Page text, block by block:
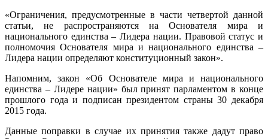
«Ограничения, предусмотренные в части четвертой данной
статьи, не распространяются на Основателя мира и
национального единства – Лидера нации. Правовой статус и
полномочия Основателя мира и национального единства –
Лидера нации определяют конституционный закон».
Напомним, закон «Об Основателе мира и национального
единства – Лидере нации» был принят парламентом в конце
прошлого года и подписан президентом страны 30 декабря
2015 года.
Данные поправки в случае их принятия также дадут право